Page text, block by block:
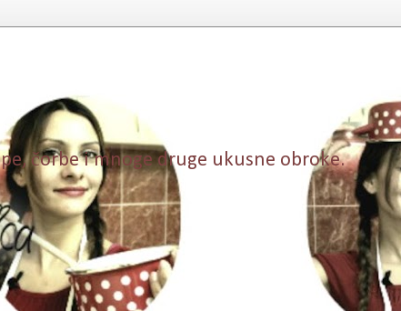
čorbe i mnoge druge ukusne obroke.